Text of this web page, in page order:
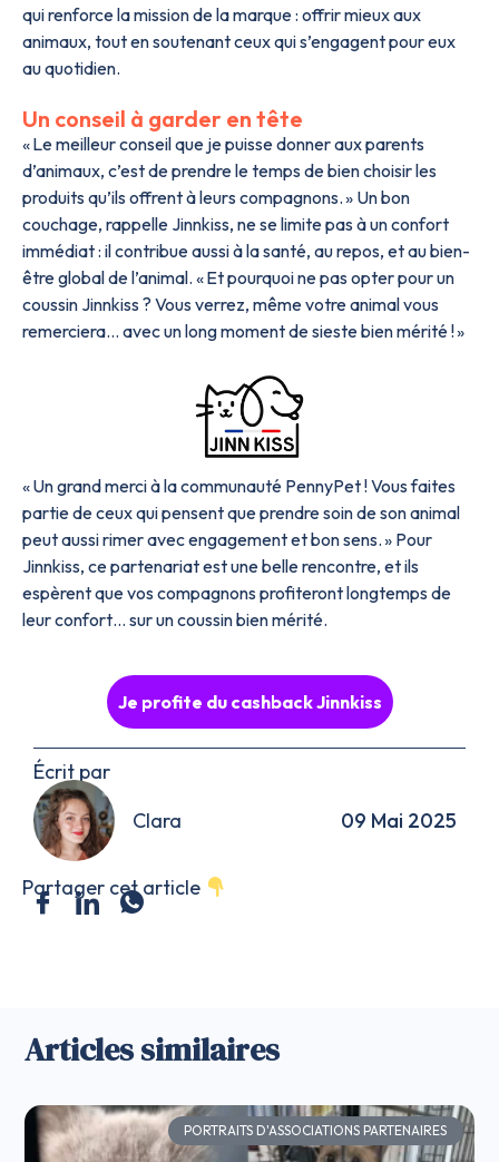
qui renforce la mission de la marque : offrir mieux aux
animaux, tout en soutenant ceux qui s’engagent pour eux
au quotidien.
Un conseil à garder en tête
« Le meilleur conseil que je puisse donner aux parents
d’animaux, c’est de prendre le temps de bien choisir les
produits qu’ils offrent à leurs compagnons. » Un bon
couchage, rappelle Jinnkiss, ne se limite pas à un confort
immédiat : il contribue aussi à la santé, au repos, et au bien-
être global de l’animal. « Et pourquoi ne pas opter pour un
coussin Jinnkiss ? Vous verrez, même votre animal vous
remerciera… avec un long moment de sieste bien mérité ! »
« Un grand merci à la communauté PennyPet ! Vous faites
partie de ceux qui pensent que prendre soin de son animal
peut aussi rimer avec engagement et bon sens. » Pour
Jinnkiss, ce partenariat est une belle rencontre, et ils
espèrent que vos compagnons profiteront longtemps de
leur confort… sur un coussin bien mérité.
Je profite du cashback Jinnkiss
Écrit par
Clara
09 Mai 2025
Partager cet article
Articles similaires
PORTRAITS D'ASSOCIATIONS PARTENAIRES